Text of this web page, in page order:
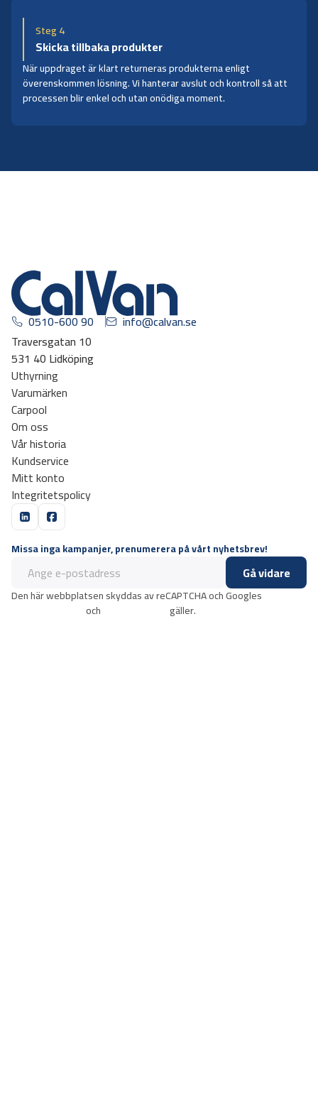
Steg 4
Skicka tillbaka produkter
När uppdraget är klart returneras produkterna enligt
överenskommen lösning. Vi hanterar avslut och kontroll så att
processen blir enkel och utan onödiga moment.
0510-600 90
info@calvan.se
Traversgatan 10
531 40 Lidköping
Uthyrning
Varumärken
Carpool
Om oss
Vår historia
Kundservice
Mitt konto
Integritetspolicy
Missa inga kampanjer, prenumerera på vårt nyhetsbrev!
Gå vidare
Den här webbplatsen skyddas av reCAPTCHA och Googles
och gäller.